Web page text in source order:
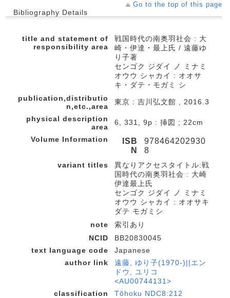
Go to the top of this page
Bibliography Details
title and statement of
responsibility area
戦国時代の南奥羽社会 : 大
崎・伊達・最上氏 / 遠藤ゆ
り子著
センゴク ジダイ ノ ミナミ
オウウ シャカイ : オオサ
キ・ダテ・モガミ シ
publication,distributio
n,etc.,area
東京 : 吉川弘文館 , 2016.3
physical description
area
6, 331, 9p : 挿図 ; 22cm
Volume Information
ISB
N
978464202930
8
variant titles
異なりアクセスタイトル:戦
国時代の南奥羽社会 : 大崎
伊達最上氏
センゴク ジダイ ノ ミナミ
オウウ シャカイ : オオサキ
ダテ モガミシ
note
索引あり
NCID
BB20830045
text language code
Japanese
author link
遠藤, ゆり子(1970-)||エン
ドウ, ユリコ
<AU00744131>
classification
Tôhoku NDC8:212